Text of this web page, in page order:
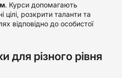
. Курси допомагають
цілі, розкрити таланти та
відповідно до особистої
для різного рівня